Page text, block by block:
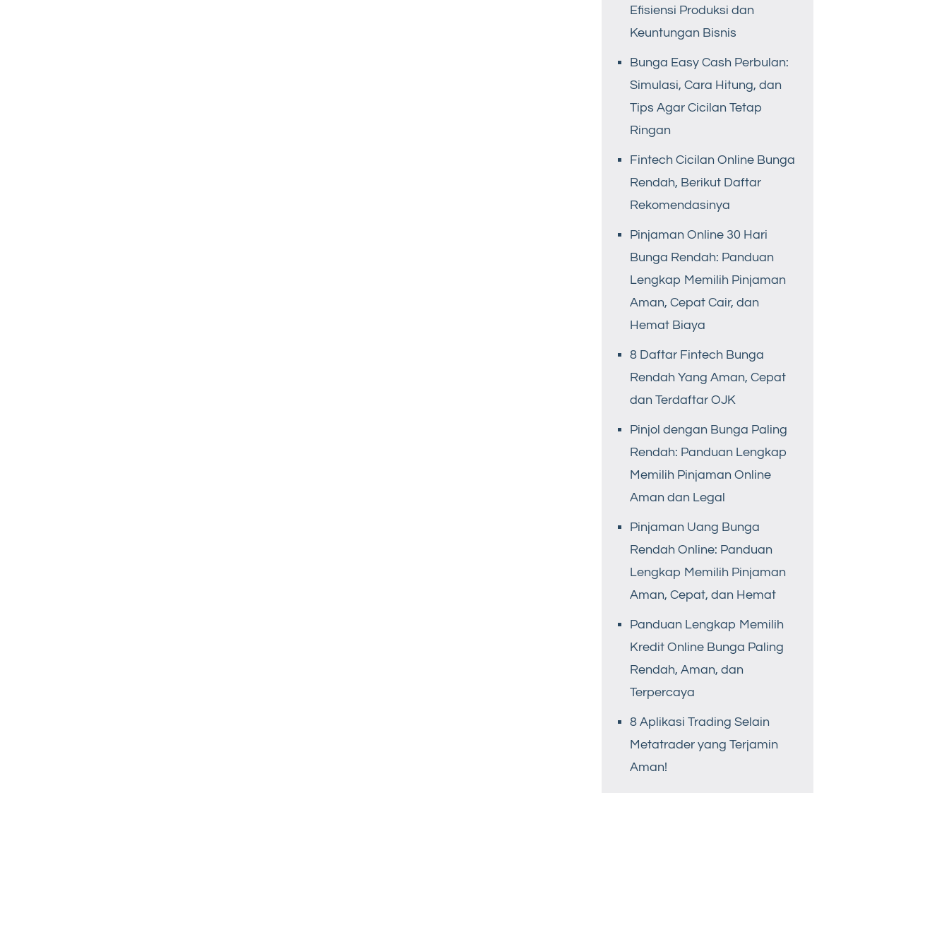
Efisiensi Produksi dan
Keuntungan Bisnis
Bunga Easy Cash Perbulan:
Simulasi, Cara Hitung, dan
Tips Agar Cicilan Tetap
Ringan
Fintech Cicilan Online Bunga
Rendah, Berikut Daftar
Rekomendasinya
Pinjaman Online 30 Hari
Bunga Rendah: Panduan
Lengkap Memilih Pinjaman
Aman, Cepat Cair, dan
Hemat Biaya
8 Daftar Fintech Bunga
Rendah Yang Aman, Cepat
dan Terdaftar OJK
Pinjol dengan Bunga Paling
Rendah: Panduan Lengkap
Memilih Pinjaman Online
Aman dan Legal
Pinjaman Uang Bunga
Rendah Online: Panduan
Lengkap Memilih Pinjaman
Aman, Cepat, dan Hemat
Panduan Lengkap Memilih
Kredit Online Bunga Paling
Rendah, Aman, dan
Terpercaya
8 Aplikasi Trading Selain
Metatrader yang Terjamin
Aman!